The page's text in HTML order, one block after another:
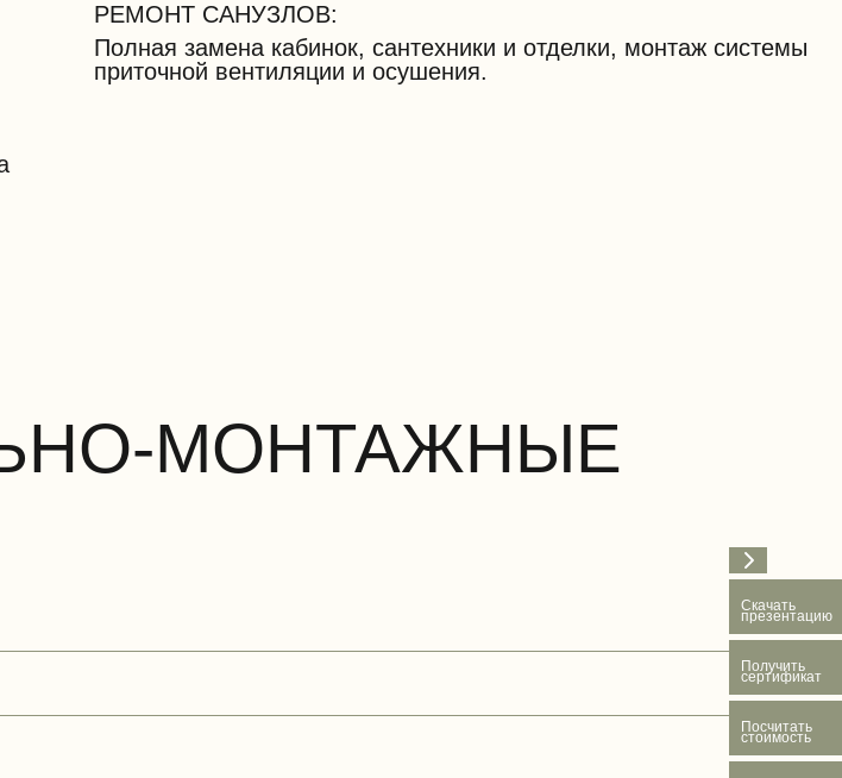
РЕМОНТ САНУЗЛОВ:
Полная замена кабинок, сантехники и отделки, монтаж системы
приточной вентиляции и осушения.
МОНТАЖНЫЕ
Скачать
презентацию
Получить
сертификат
Посчитать
стоимость